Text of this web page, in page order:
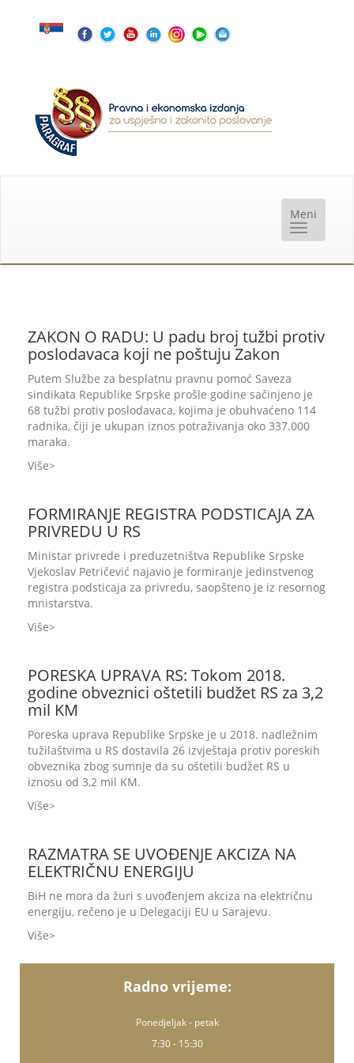
ZAKON O RADU: U padu broj tužbi protiv
poslodavaca koji ne poštuju Zakon
Putem Službe za besplatnu pravnu pomoć Saveza
sindikata Republike Srpske prošle godine sačinjeno je
68 tužbi protiv poslodavaca, kojima je obuhvaćeno 114
radnika, čiji je ukupan iznos potraživanja oko 337.000
maraka.
Više
FORMIRANJE REGISTRA PODSTICAJA ZA
PRIVREDU U RS
Ministar privrede i preduzetništva Republike Srpske
Vjekoslav Petričević najavio je formiranje jedinstvenog
registra podsticaja za privredu, saopšteno je iz resornog
mnistarstva.
Više
PORESKA UPRAVA RS: Tokom 2018.
godine obveznici oštetili budžet RS za 3,2
mil KM
Poreska uprava Republike Srpske je u 2018. nadležnim
tužilaštvima u RS dostavila 26 izvještaja protiv poreskih
obveznika zbog sumnje da su oštetili budžet RS u
iznosu od 3,2 mil KM.
Više
RAZMATRA SE UVOĐENJE AKCIZA NA
ELEKTRIČNU ENERGIJU
BiH ne mora da žuri s uvođenjem akciza na električnu
energiju, rečeno je u Delegaciji EU u Sarajevu.
Više
Radno vrijeme:
Ponedjeljak - petak
7:30 - 15:30